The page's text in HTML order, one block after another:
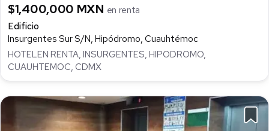
$1,400,000 MXN en renta
Edificio
Insurgentes Sur S/N, Hipódromo, Cuauhtémoc
HOTELEN RENTA, INSURGENTES, HIPODROMO,
CUAUHTEMOC, CDMX